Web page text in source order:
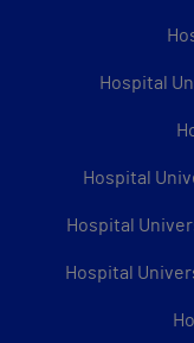
Hospital
Hospital
Hospital
Hospital